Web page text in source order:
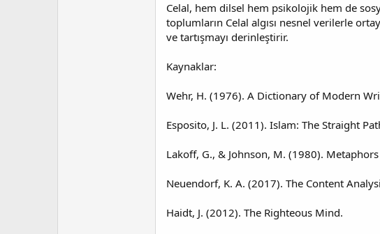
Celal, hem dilsel hem psikolojik hem de
toplumların Celal algısı nesnel verilerle
ve tartışmayı derinleştirir.
Kaynaklar:
Wehr, H. (1976). A Dictionary of Modern
Esposito, J. L. (2011). Islam: The Straight
Lakoff, G., & Johnson, M. (1980). Metaphors
Neuendorf, K. A. (2017). The Content
Haidt, J. (2012). The Righteous Mind.